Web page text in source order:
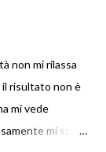
non mi rilassa
il risultato non è
mi vede
mi sta